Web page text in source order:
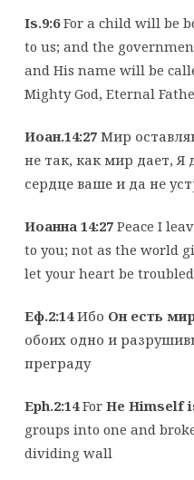
Is.9:6For a child will be
to us; and the
and His name will be
Mighty God, Eternal
Иоан.14:27Мир
не так, как мир дает,
сердце ваше и да не
Иоанна 14:27Peace I
to you; not as the world
let your heart be
Еф.2:14Ибо Он есть
обоих одно и
преграду
Eph.2:14For He Himself
groups into one and
dividing wall